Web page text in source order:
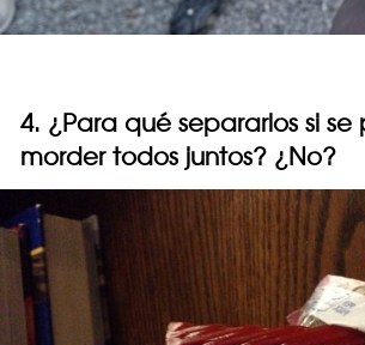
4. ¿Para qué separarlos si
morder todos juntos? ¿No?